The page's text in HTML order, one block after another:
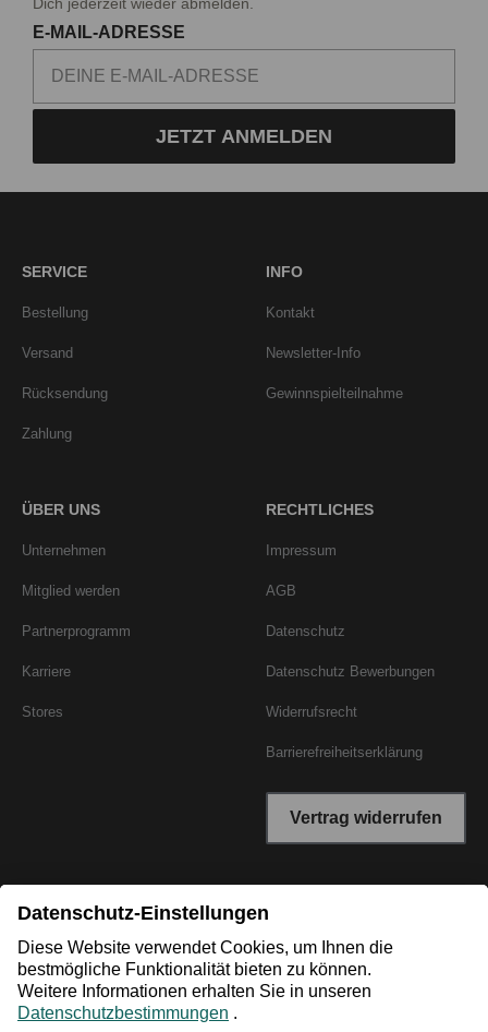
Dich jederzeit wieder abmelden.
E-MAIL-ADRESSE
JETZT ANMELDEN
SERVICE
Bestellung
Versand
Rücksendung
Zahlung
INFO
Kontakt
Newsletter-Info
Gewinnspielteilnahme
ÜBER UNS
Unternehmen
Mitglied werden
Partnerprogramm
Karriere
Stores
RECHTLICHES
Impressum
AGB
Datenschutz
Datenschutz Bewerbungen
Widerrufsrecht
Barrierefreiheitserklärung
Vertrag widerrufen